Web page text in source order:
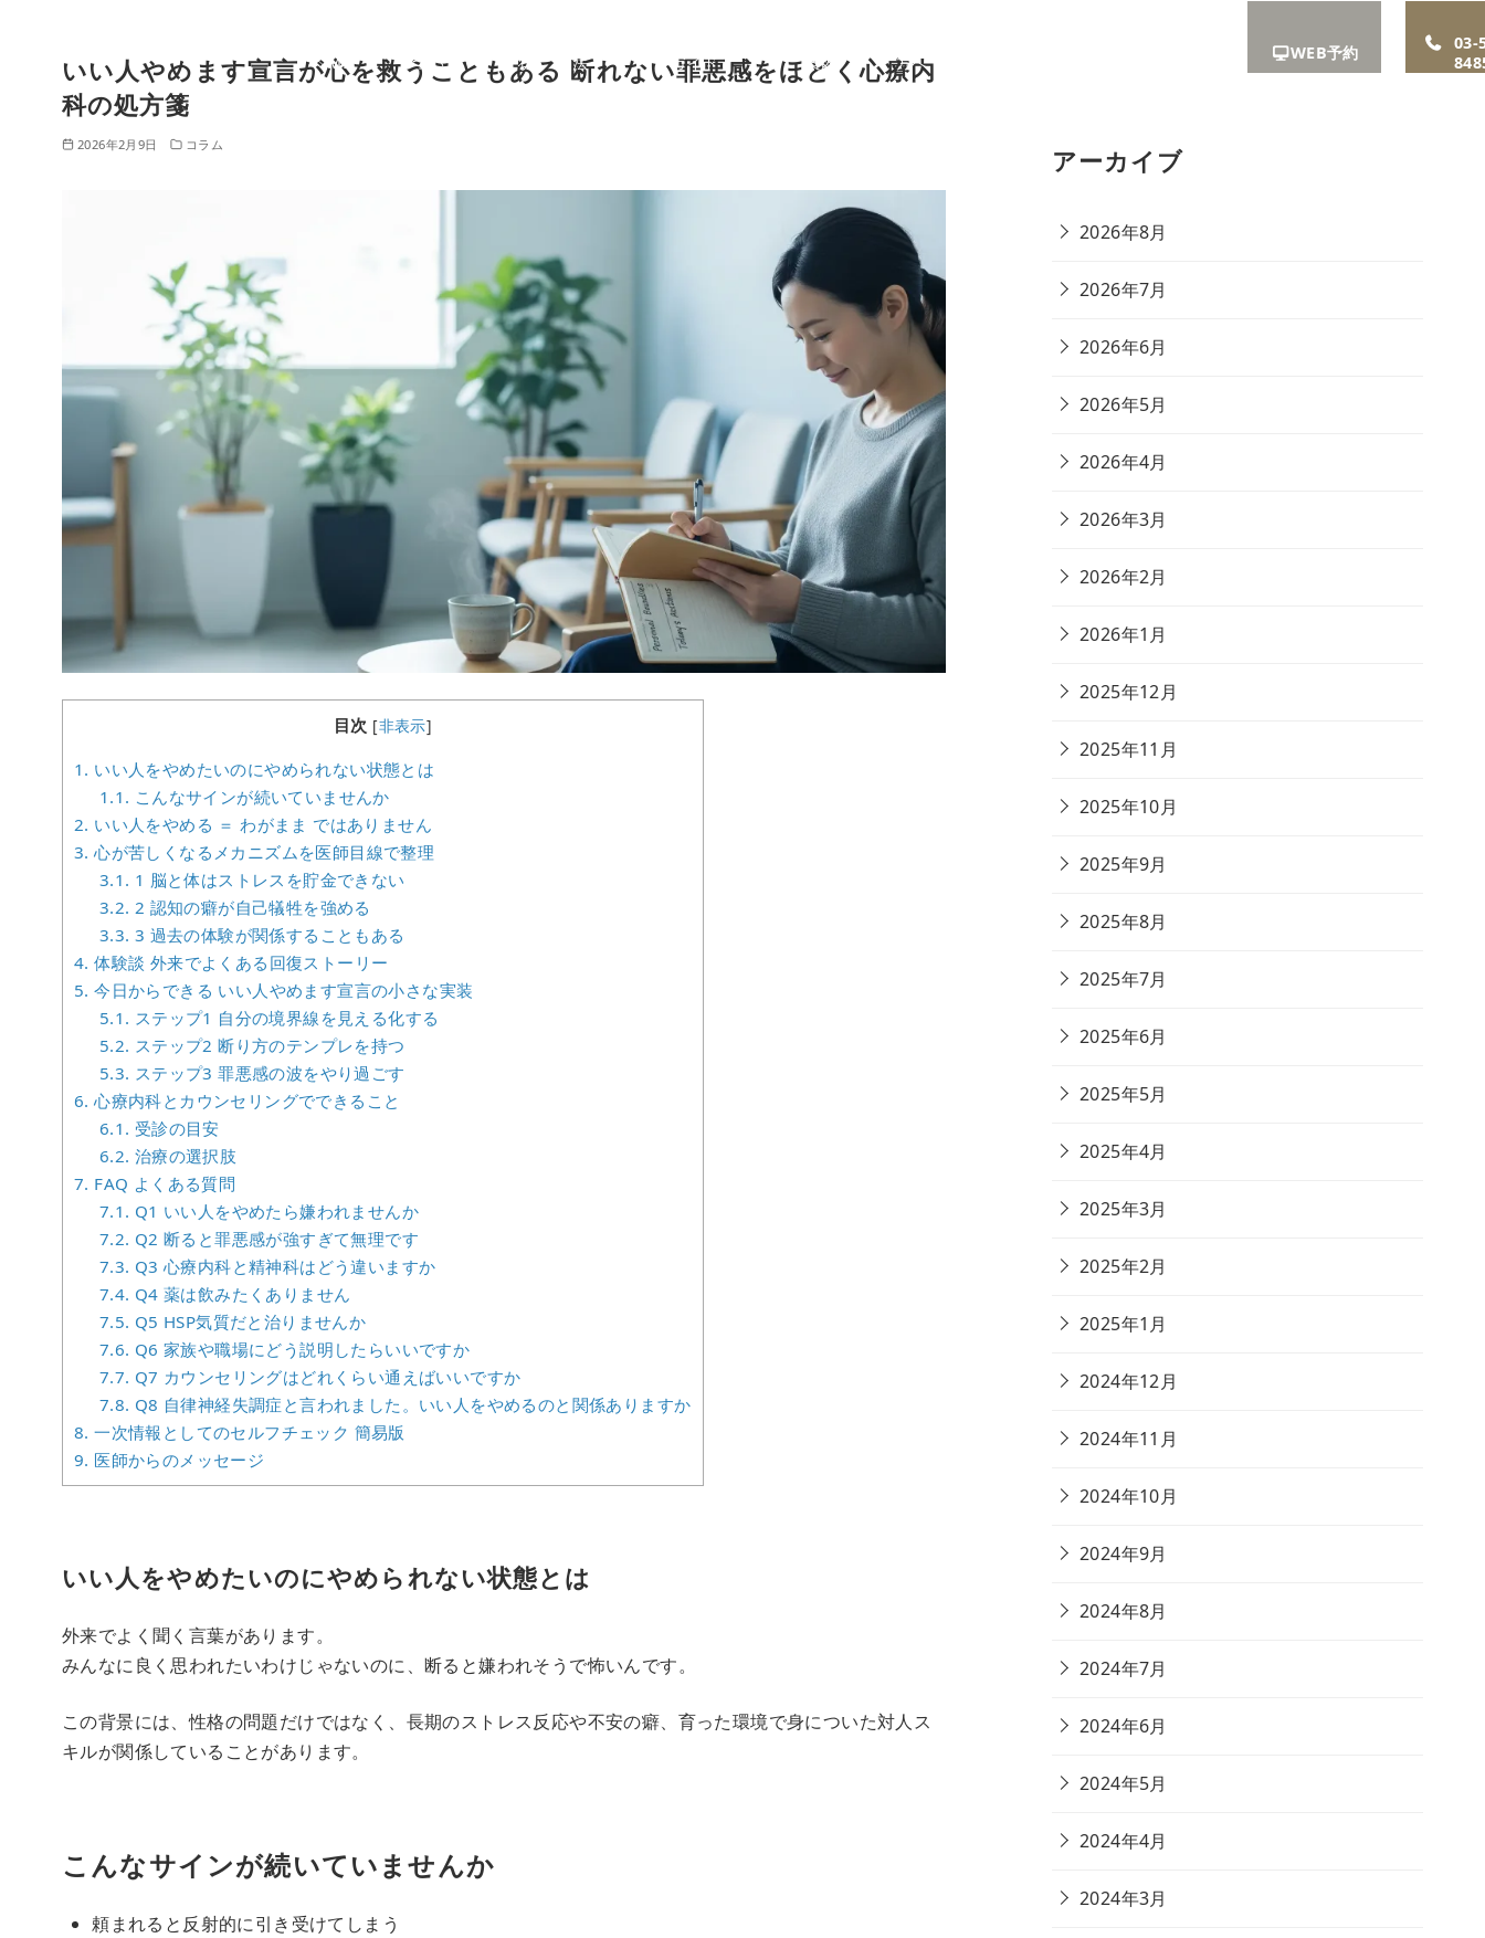
ME
ついて
状
法
ガイド
案内
方へ
WEB予約
03-
いい人やめます宣言が心を救うこともある 断れない罪悪感をほどく心療内
科の処方箋
2026年2月9日 コラム
目次 [非表示]
1. いい人をやめたいのにやめられない状態とは
1.1. こんなサインが続いていませんか
2. いい人をやめる ＝ わがまま ではありません
3. 心が苦しくなるメカニズムを医師目線で整理
3.1. 1 脳と体はストレスを貯金できない
3.2. 2 認知の癖が自己犠牲を強める
3.3. 3 過去の体験が関係することもある
4. 体験談 外来でよくある回復ストーリー
5. 今日からできる いい人やめます宣言の小さな実装
5.1. ステップ1 自分の境界線を見える化する
5.2. ステップ2 断り方のテンプレを持つ
5.3. ステップ3 罪悪感の波をやり過ごす
6. 心療内科とカウンセリングでできること
6.1. 受診の目安
6.2. 治療の選択肢
7. FAQ よくある質問
7.1. Q1 いい人をやめたら嫌われませんか
7.2. Q2 断ると罪悪感が強すぎて無理です
7.3. Q3 心療内科と精神科はどう違いますか
7.4. Q4 薬は飲みたくありません
7.5. Q5 HSP気質だと治りませんか
7.6. Q6 家族や職場にどう説明したらいいですか
7.7. Q7 カウンセリングはどれくらい通えばいいですか
7.8. Q8 自律神経失調症と言われました。いい人をやめるのと関係ありますか
8. 一次情報としてのセルフチェック 簡易版
9. 医師からのメッセージ
いい人をやめたいのにやめられない状態とは
外来でよく聞く言葉があります。
みんなに良く思われたいわけじゃないのに、断ると嫌われそうで怖いんです。
この背景には、性格の問題だけではなく、長期のストレス反応や不安の癖、育った環境で身についた対人ス
キルが関係していることがあります。
こんなサインが続いていませんか
頼まれると反射的に引き受けてしまう
アーカイブ
2026年8月
2026年7月
2026年6月
2026年5月
2026年4月
2026年3月
2026年2月
2026年1月
2025年12月
2025年11月
2025年10月
2025年9月
2025年8月
2025年7月
2025年6月
2025年5月
2025年4月
2025年3月
2025年2月
2025年1月
2024年12月
2024年11月
2024年10月
2024年9月
2024年8月
2024年7月
2024年6月
2024年5月
2024年4月
2024年3月